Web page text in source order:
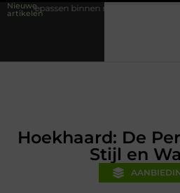
Nieuwe
artikelenfolie techniek
Hoekhaard: De
Stijl en